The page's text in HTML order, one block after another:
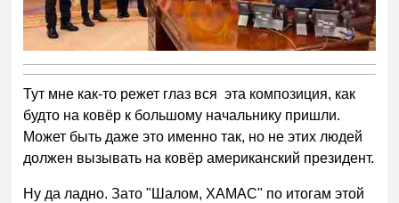
Тут мне как-то режет глаз вся эта композиция, как
будто на ковёр к большому начальнику пришли.
Может быть даже это именно так, но не этих людей
должен вызывать на ковёр американский президент.
Ну да ладно. Зато "Шалом, ХАМАС" по итогам этой